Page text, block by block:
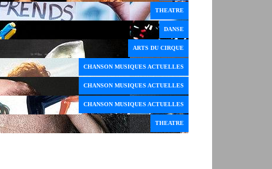
THEATRE
DANSE
ARTS DU CIRQUE
CHANSON MUSIQUES ACTUELLES
CHANSON MUSIQUES ACTUELLES
CHANSON MUSIQUES ACTUELLES
THEATRE